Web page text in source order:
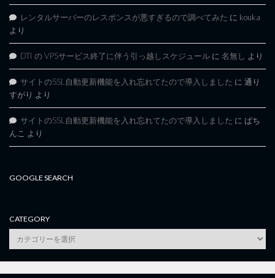
レンタルサーバーのレスポンスが悪すぎるので調べてみた に kouka
より
DTI の VPSサービス終了に伴う引っ越しスケジュール に 名無し より
サイトのSSL自動更新機能を入れ忘れてたので導入しました に 通り
すがり より
サイトのSSL自動更新機能を入れ忘れてたので導入しました に ぱち
んこ より
GOOGLE SEARCH
CATEGORY
category